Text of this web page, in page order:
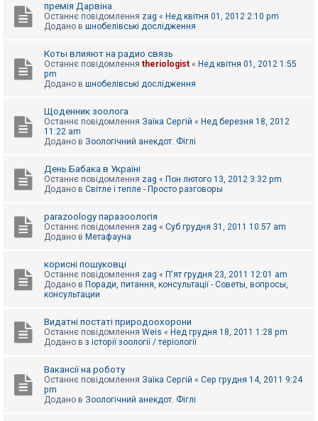
премія Дарвіна
Останнє повідомлення zag « Нед квітня 01, 2012 2:10 pm
Додано в шнобелівські дослідження
Коты влияют на радио связь
Останнє повідомлення theriologist « Нед квітня 01, 2012 1:55
pm
Додано в шнобелівські дослідження
Щоденник зоолога
Останнє повідомлення Заїка Сергій « Нед березня 18, 2012
11:22 am
Додано в Зоологічний анекдот. Фіглі
День Бабака в Україні
Останнє повідомлення zag « Пон лютого 13, 2012 3:32 pm
Додано в Світле і тепле - Просто разговоры
parazoology паразоологія
Останнє повідомлення zag « Суб грудня 31, 2011 10:57 am
Додано в Метафауна
корисні пошуковці
Останнє повідомлення zag « П'ят грудня 23, 2011 12:01 am
Додано в Поради, питання, консультації - Советы, вопросы,
консультации
Видатні постаті природоохорони
Останнє повідомлення Weis « Нед грудня 18, 2011 1:28 pm
Додано в з історії зоології / теріології
Вакансії на роботу
Останнє повідомлення Заїка Сергій « Сер грудня 14, 2011 9:24
pm
Додано в Зоологічний анекдот. Фіглі